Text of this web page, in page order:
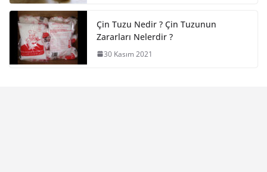
Çin Tuzu Nedir ? Çin Tuzunun
Zararları Nelerdir ?
30 Kasım 2021